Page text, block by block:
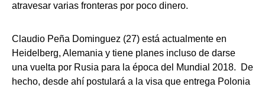
atravesar varias fronteras por poco dinero.
Claudio Peña Dominguez (27) está actualmente en
Heidelberg, Alemania y tiene planes incluso de darse
una vuelta por Rusia para la época del Mundial 2018. De
hecho, desde ahí postulará a la visa que entrega Polonia